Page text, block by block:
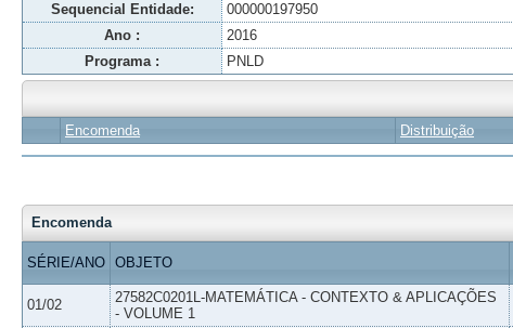
Sequencial Entidade:
000000197950
Ano :
2016
Programa :
PNLD
Encomenda Distribuição
Encomenda
SÉRIE/ANO OBJETO
01/02
27582C0201L-MATEMÁTICA - CONTEXTO & APLICAÇÕES
- VOLUME 1